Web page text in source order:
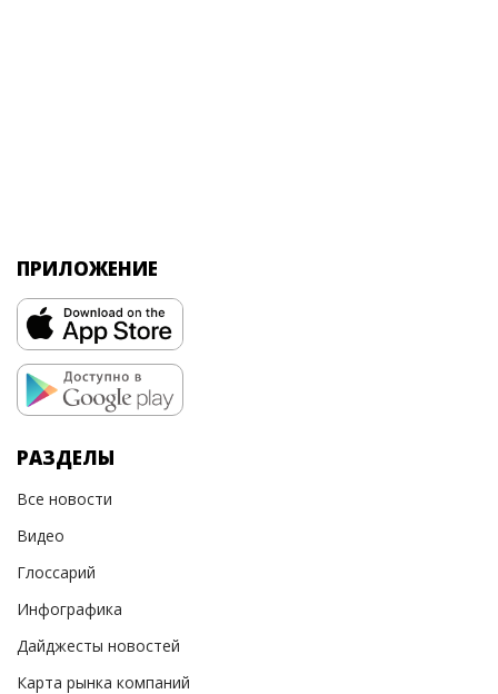
ПРИЛОЖЕНИЕ
РАЗДЕЛЫ
Все новости
Видео
Глоссарий
Инфографика
Дайджесты новостей
Карта рынка компаний